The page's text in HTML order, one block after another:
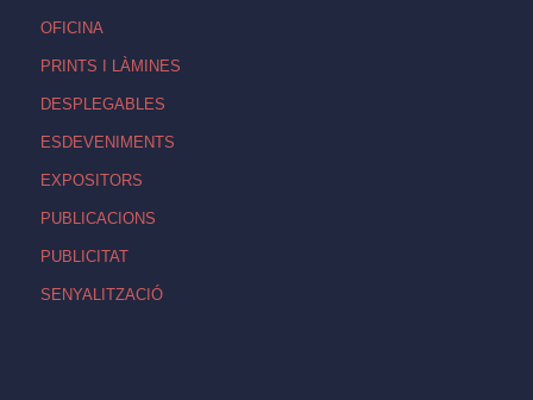
OFICINA
PRINTS I LÀMINES
DESPLEGABLES
ESDEVENIMENTS
EXPOSITORS
PUBLICACIONS
PUBLICITAT
SENYALITZACIÓ